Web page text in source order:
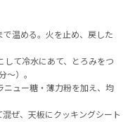
温める。火を止め、戻した
て冷水にあて、とろみをつ
）。
ニュー糖・薄力粉を加え、均
ぜ、天板にクッキングシート